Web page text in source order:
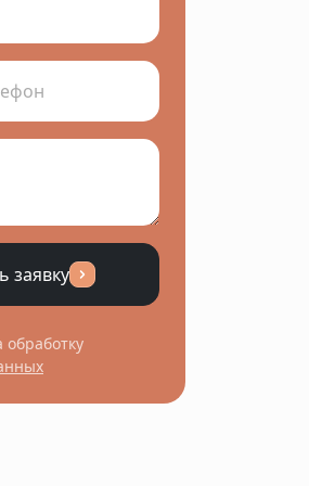
заявку
обработку